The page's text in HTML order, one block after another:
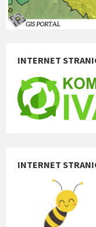
INTERNET
INTERNET